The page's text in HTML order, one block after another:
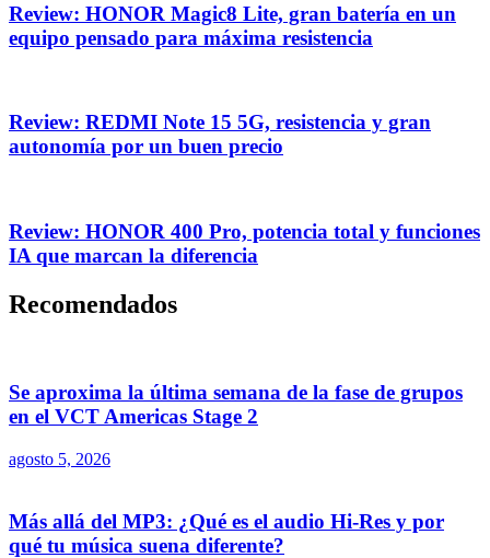
Review: HONOR Magic8 Lite, gran batería en un
equipo pensado para máxima resistencia
Review: REDMI Note 15 5G, resistencia y gran
autonomía por un buen precio
Review: HONOR 400 Pro, potencia total y funciones
IA que marcan la diferencia
Recomendados
Se aproxima la última semana de la fase de grupos
en el VCT Americas Stage 2
agosto 5, 2026
Más allá del MP3: ¿Qué es el audio Hi-Res y por
qué tu música suena diferente?